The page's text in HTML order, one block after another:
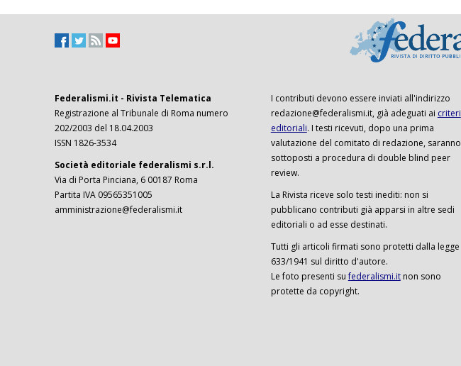
Federalismi.it - Rivista Telematica
Registrazione al Tribunale di Roma numero
202/2003 del 18.04.2003
ISSN 1826-3534
Società editoriale federalismi s.r.l.
Via di Porta Pinciana, 6 00187 Roma
Partita IVA 09565351005
amministrazione@federalismi.it
I contributi devono essere inviati all'indirizzo
redazione@federalismi.it, già adeguati ai criteri
editoriali. I testi ricevuti, dopo una prima
valutazione del comitato di redazione, saranno
sottoposti a procedura di double blind peer
review.
La Rivista riceve solo testi inediti: non si
pubblicano contributi già apparsi in altre sedi
editoriali o ad esse destinati.
Tutti gli articoli firmati sono protetti dalla legge
633/1941 sul diritto d'autore.
Le foto presenti sufederalismi.itnon sono
protette da copyright.